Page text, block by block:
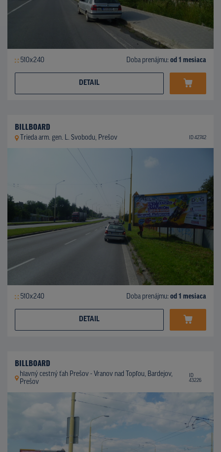
510x240 Doba prenájmu: od 1 mesiaca
DETAIL
BILLBOARD
Trieda arm. gen. L. Svobodu, Prešov ID 42742
510x240 Doba prenájmu: od 1 mesiaca
DETAIL
BILLBOARD
hlavný cestný ťah Prešov - Vranov nad Topľou, Bardejov,
Prešov
ID
43226